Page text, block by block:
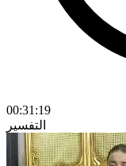
00:31:19
التفسير